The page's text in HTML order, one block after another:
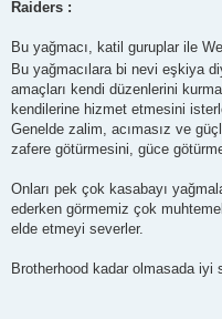
Raiders :
Bu yağmacı, katil guruplar ile
Bu yağmacılara bi nevi eşkiya
amaçları kendi düzenlerini
kendilerine hizmet etmesini
Genelde zalim, acımasız ve
zafere götürmesini, güce
Onları pek çok kasabayı
ederken görmemiz çok
elde etmeyi severler.
Brotherhood kadar olmasada iyi